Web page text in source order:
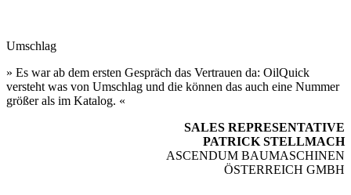
Umschlag
» Es war ab dem ersten Gespräch das Vertrauen da: OilQuick
versteht was von Umschlag und die können das auch eine Nummer
größer als im Katalog. «
SALES REPRESENTATIVE
PATRICK STELLMACH
ASCENDUM BAUMASCHINEN
ÖSTERREICH GMBH